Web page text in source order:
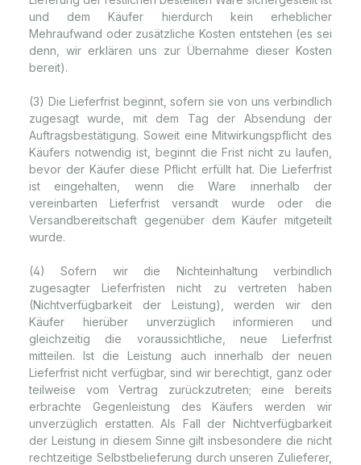
und dem Käufer hierdurch kein erheblicher
Mehraufwand oder zusätzliche Kosten entstehen (es sei
denn, wir erklären uns zur Übernahme dieser Kosten
bereit).
(3) Die Lieferfrist beginnt, sofern sie von uns verbindlich
zugesagt wurde, mit dem Tag der Absendung der
Auftragsbestätigung. Soweit eine Mitwirkungspflicht des
Käufers notwendig ist, beginnt die Frist nicht zu laufen,
bevor der Käufer diese Pflicht erfüllt hat. Die Lieferfrist
ist eingehalten, wenn die Ware innerhalb der
vereinbarten Lieferfrist versandt wurde oder die
Versandbereitschaft gegenüber dem Käufer mitgeteilt
wurde.
(4) Sofern wir die Nichteinhaltung verbindlich
zugesagter Lieferfristen nicht zu vertreten haben
(Nichtverfügbarkeit der Leistung), werden wir den
Käufer hierüber unverzüglich informieren und
gleichzeitig die voraussichtliche, neue Lieferfrist
mitteilen. Ist die Leistung auch innerhalb der neuen
Lieferfrist nicht verfügbar, sind wir berechtigt, ganz oder
teilweise vom Vertrag zurückzutreten; eine bereits
erbrachte Gegenleistung des Käufers werden wir
unverzüglich erstatten. Als Fall der Nichtverfügbarkeit
der Leistung in diesem Sinne gilt insbesondere die nicht
rechtzeitige Selbstbelieferung durch unseren Zulieferer,